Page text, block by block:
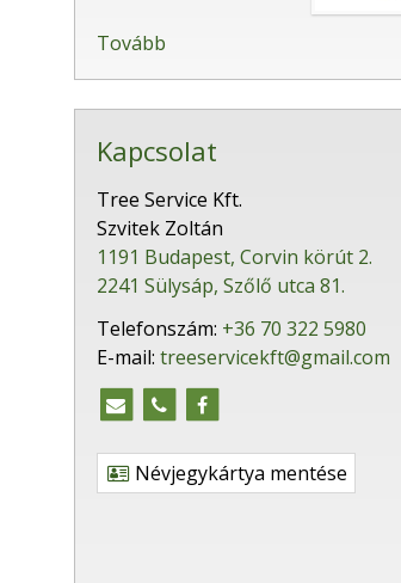
Tovább
Kapcsolat
Tree Service Kft.
Szvitek Zoltán
1191 Budapest, Corvin körút 2.
2241 Sülysáp, Szőlő utca 81.
Telefonszám: +36 70 322 5980
E-mail: treeservicekft@gmail.com
Névjegykártya mentése